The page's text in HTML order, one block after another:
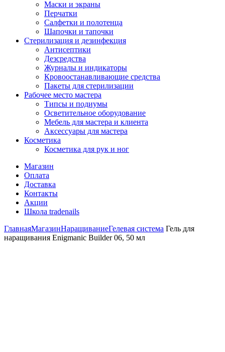
Маски и экраны
Перчатки
Салфетки и полотенца
Шапочки и тапочки
Стерилизация и дезинфекция
Антисептики
Дезсредства
Журналы и индикаторы
Кровоостанавливающие средства
Пакеты для стерилизации
Рабочее место мастера
Типсы и подиумы
Осветительное оборудование
Мебель для мастера и клиента
Аксессуары для мастера
Косметика
Косметика для рук и ног
Магазин
Оплата
Доставка
Контакты
Акции
Школа tradenails
ГлавнаяМагазинНаращиваниеГелевая система Гель для
наращивания Enigmanic Builder 06, 50 мл